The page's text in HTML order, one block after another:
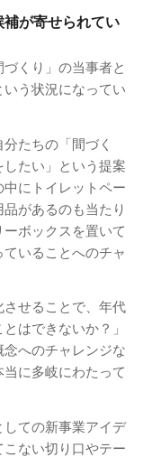
が寄せられてい
くり」の当事者と
う状況になってい
たちの「間づく
たい」という提案
にトイレットペー
があるのも当たり
ボックスを置いて
いることへのチャ
せることで、年代
はできないか？」
へのチャレンジな
に多岐にわたって
しての新事業アイデ
ない切り口やテー